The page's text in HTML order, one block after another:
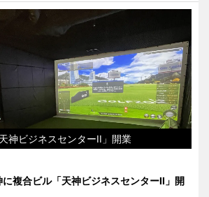
神ビジネスセンターII」開業
に複合ビル「天神ビジネスセンターII」開